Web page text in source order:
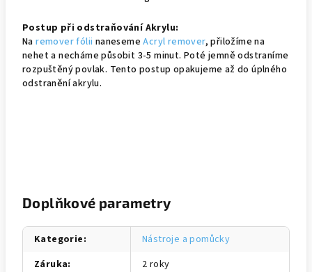
Postup při odstraňování Akrylu:
Naremover fólii nanesemeAcryl remover, přiložíme na
nehet a necháme působit 3-5 minut. Poté jemně odstraníme
rozpuštěný povlak. Tento postup opakujeme až do úplného
odstranění akrylu.
Doplňkové parametry
Kategorie:
Nástroje a pomůcky
Záruka:
2 roky